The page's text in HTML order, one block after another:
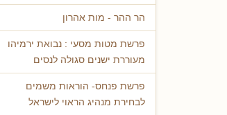
הר ההר - מות אהרון
פרשת מטות מסעי : נבואת ירמיהו
מעוררת ישנים סגולה לנסים
פרשת פנחס- הוראות משמים
לבחירת מנהיג הראוי לישראל